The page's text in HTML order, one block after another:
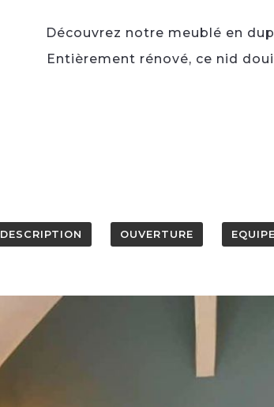
Découvrez notre meublé en
Entièrement rénové, ce nid
DESCRIPTION OUVERTURE